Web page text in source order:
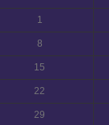
1
8
15
22
29